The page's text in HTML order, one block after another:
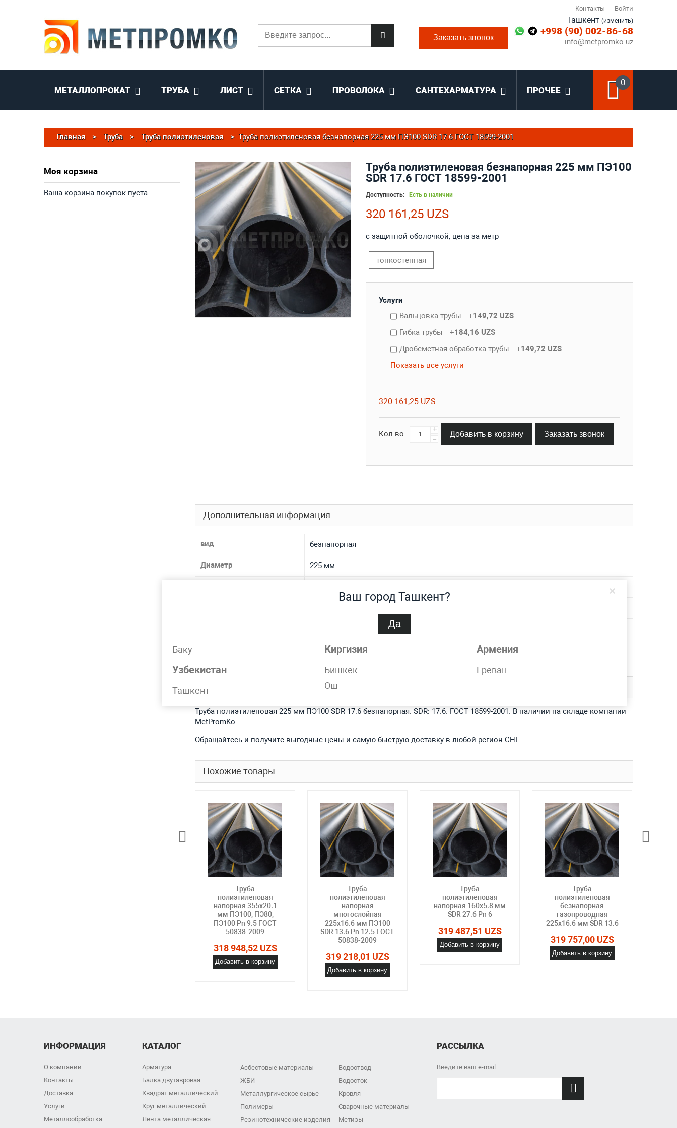
×
Ваш город Ташкент?
Да
Баку
Узбекистан
Ташкент
Киргизия
Бишкек
Ош
Армения
Ереван
Ташкент (изменить)
+998 (90) 002-86-68
info@metpromko.uz
Контакты Войти
Заказать звонок
0
МЕТАЛЛОПРОКАТ
ТРУБА ЛИСТ СЕТКА ПРОВОЛОКА САНТЕХАРМАТУРА ПРОЧЕЕ
Главная > Труба > Труба полиэтиленовая > Труба полиэтиленовая безнапорная 225 мм ПЭ100 SDR 17.6 ГОСТ 18599-2001
Труба полиэтиленовая безнапорная 225 мм ПЭ100
SDR 17.6 ГОСТ 18599-2001
Доступность: Есть в наличии
320 161,25 UZS
с защитной оболочкой, цена за метр
тонкостенная
Услуги
Вальцовка трубы
+149,72 UZS
Гибка трубы
+184,16 UZS
Дробеметная обработка трубы
+149,72 UZS
Показать все услуги
320 161,25 UZS
Кол-во: +
- Добавить в корзину Заказать звонок
Дополнительная информация
вид безнапорная
Диаметр 225 мм
SDR 17.6
Подробности
Труба полиэтиленовая 225 мм ПЭ100 SDR 17.6 безнапорная. SDR: 17.6. ГОСТ 18599-2001. В наличии на складе компании
MetPromKo.
Обращайтесь и получите выгодные цены и самую быструю доставку в любой регион СНГ.
Похожие товары
Труба
полиэтиленовая
напорная 355х20.1
мм ПЭ100, ПЭ80,
ПЭ100 Pn 9.5 ГОСТ
50838-2009
318 948,52 UZS
Добавить в корзину
Труба
полиэтиленовая
напорная
многослойная
225х16.6 мм ПЭ100
SDR 13.6 Pn 12.5 ГОСТ
50838-2009
319 218,01 UZS
Добавить в корзину
Труба
полиэтиленовая
напорная 160х5.8 мм
SDR 27.6 Pn 6
319 487,51 UZS
Добавить в корзину
Труба
полиэтиленовая
безнапорная
газопроводная
225х16.6 мм SDR 13.6
319 757,00 UZS
Добавить в корзину
Моя корзина
Ваша корзина покупок пуста.
ИНФОРМАЦИЯ
О компании
Контакты
Доставка
Услуги
Металлообработка
КАТАЛОГ
Арматура
Балка двутавровая
Квадрат металлический
Круг металлический
Лента металлическая
Асбестовые материалы
ЖБИ
Металлургическое сырье
Полимеры
Резинотехнические изделия
Водоотвод
Водосток
Кровля
Сварочные материалы
Метизы
РАССЫЛКА
Введите ваш e-mail
